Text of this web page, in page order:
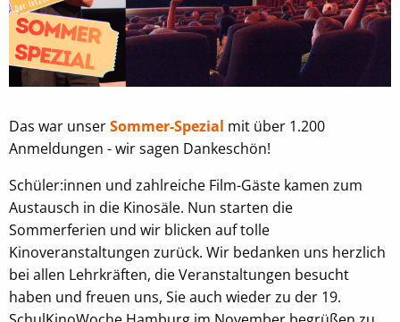
Das war unserSommer-Spezial mit über 1.200
Anmeldungen - wir sagen Dankeschön!
Schüler:innen und zahlreiche Film-Gäste kamen zum
Austausch in die Kinosäle. Nun starten die
Sommerferien und wir blicken auf tolle
Kinoveranstaltungen zurück. Wir bedanken uns herzlich
bei allen Lehrkräften, die Veranstaltungen besucht
haben und freuen uns, Sie auch wieder zu der 19.